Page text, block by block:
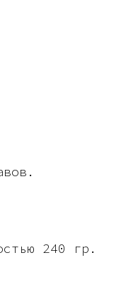
240 гр.